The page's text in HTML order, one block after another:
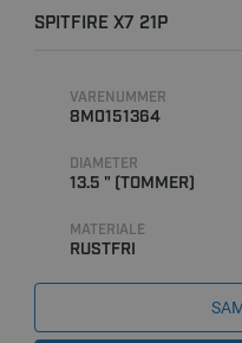
SPITFIRE X7 21P
VARENUMMER
8M0151364
DIAMETER
13.5 " (TOMMER)
MATERIALE
RUSTFRI